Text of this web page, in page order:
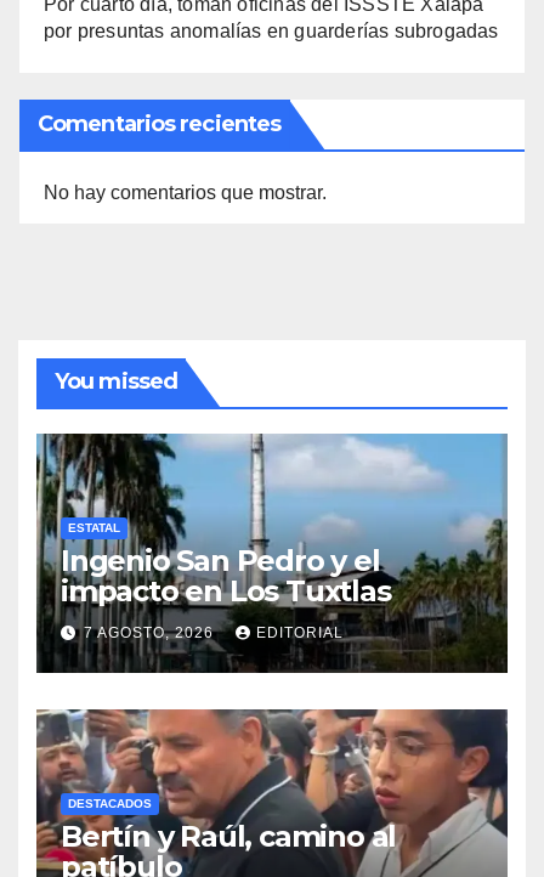
Por cuarto día, toman oficinas del ISSSTE Xalapa
por presuntas anomalías en guarderías subrogadas
Comentarios recientes
No hay comentarios que mostrar.
You missed
ESTATAL
Ingenio San Pedro y el
impacto en Los Tuxtlas
7 AGOSTO, 2026 EDITORIAL
DESTACADOS
Bertín y Raúl, camino al
patíbulo